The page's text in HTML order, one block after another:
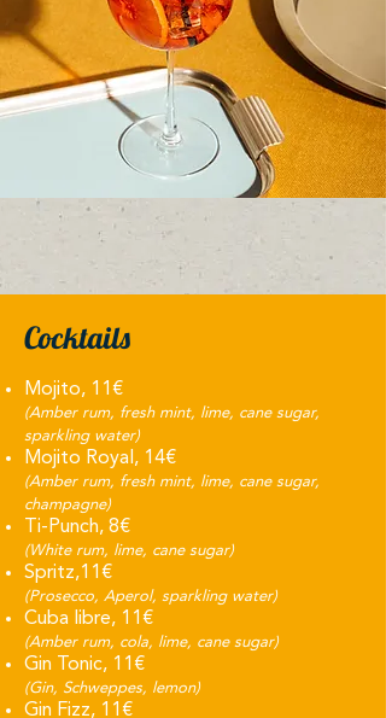
Cocktails
Mojito, 11€
(Amber rum, fresh mint, lime, cane sugar,
sparkling water)
Mojito Royal, 14€
(Amber rum, fresh mint, lime, cane sugar,
champagne)
Ti-Punch, 8€
​(White rum, lime, cane sugar)
Spritz,11€
​(Prosecco, Aperol, sparkling water)
Cuba libre, 11€
​(Amber rum, cola, lime, cane sugar)
Gin Tonic, 11€
​(Gin, Schweppes, lemon)
Gin Fizz, 11€